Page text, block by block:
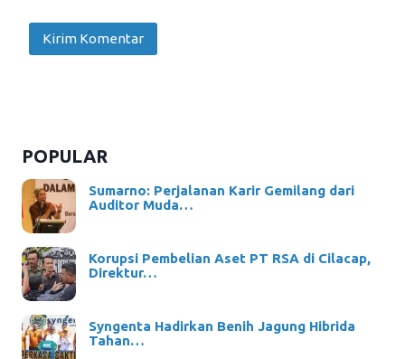
POPULAR
Sumarno: Perjalanan Karir Gemilang dari
Auditor Muda…
Korupsi Pembelian Aset PT RSA di Cilacap,
Direktur…
Syngenta Hadirkan Benih Jagung Hibrida
Tahan…